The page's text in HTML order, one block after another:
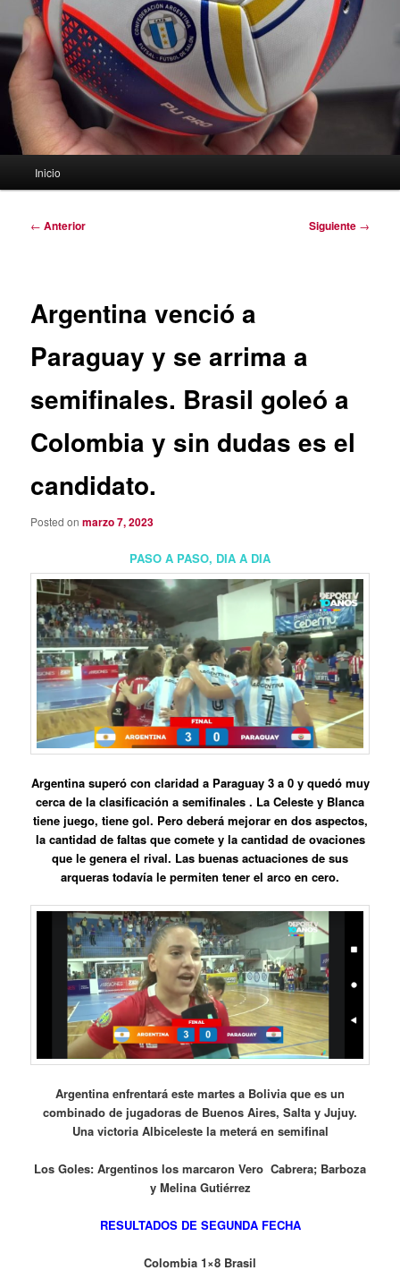
Inicio
Navegación
← Anterior Siguiente →
Argentina venció a
Paraguay y se arrima a
semifinales. Brasil goleó a
Colombia y sin dudas es el
candidato.
Posted onmarzo 7, 2023
PASO A PASO, DIA A DIA
Argentina superó con claridad a Paraguay 3 a 0 y quedó muy
cerca de la clasificación a semifinales . La Celeste y Blanca
tiene juego, tiene gol. Pero deberá mejorar en dos aspectos,
la cantidad de faltas que comete y la cantidad de ovaciones
que le genera el rival. Las buenas actuaciones de sus
arqueras todavía le permiten tener el arco en cero.
Argentina enfrentará este martes a Bolivia que es un
combinado de jugadoras de Buenos Aires, Salta y Jujuy.
Una victoria Albiceleste la meterá en semifinal
Los Goles: Argentinos los marcaron Vero Cabrera; Barboza
y Melina Gutiérrez
RESULTADOS DE SEGUNDA FECHA
Colombia 1×8 Brasil